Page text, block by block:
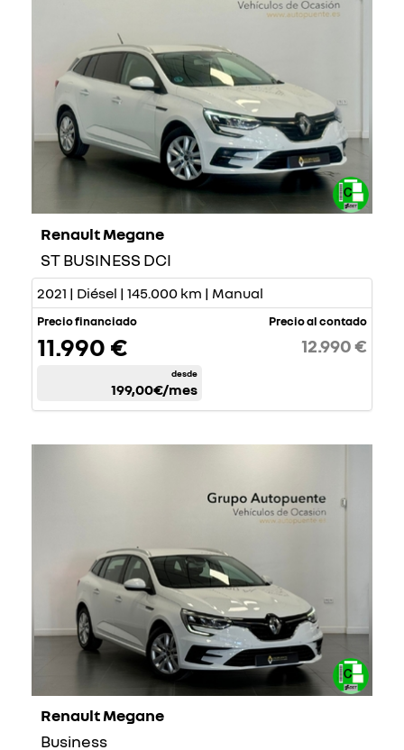
Renault Megane
ST BUSINESS DCI
2021 | Diésel | 145.000 km | Manual
Precio financiado
11.990 €
desde
199,00€/mes
Precio al contado
12.990 €
Renault Megane
Business